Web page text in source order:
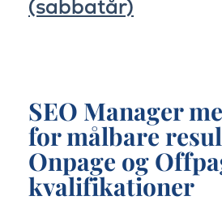
(sabbatår)
SEO Manager
for målbare
Onpage og
kvalifikationer